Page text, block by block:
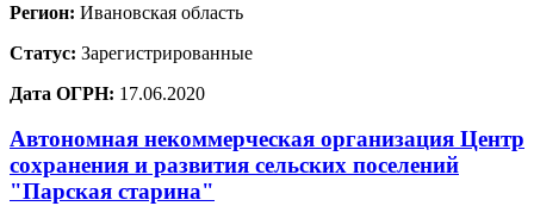
Регион: Ивановская область
Статус: Зарегистрированные
Дата ОГРН: 17.06.2020
Автономная некоммерческая организация Центр
сохранения и развития сельских поселений
"Парская старина"